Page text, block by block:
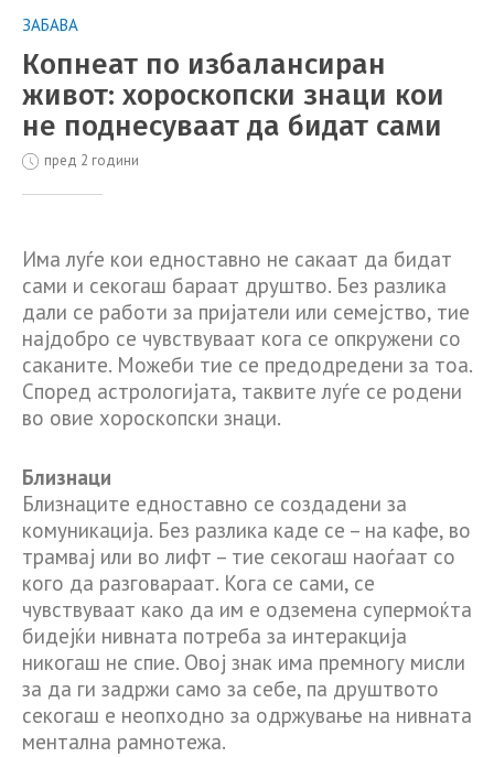
ЗАБАВА
Копнеат по избалансиран
живот: хороскопски знаци кои
не поднесуваат да бидат сами
пред 2 години
Има луѓе кои едноставно не сакаат да бидат
сами и секогаш бараат друштво. Без разлика
дали се работи за пријатели или семејство, тие
најдобро се чувствуваат кога се опкружени со
саканите. Можеби тие се предодредени за тоа.
Според астрологијата, таквите луѓе се родени
во овие хороскопски знаци.
Близнаци
Близнаците едноставно се создадени за
комуникација. Без разлика каде се – на кафе, во
трамвај или во лифт – тие секогаш наоѓаат со
кого да разговараат. Кога се сами, се
чувствуваат како да им е одземена супермоќта
бидејќи нивната потреба за интеракција
никогаш не спие. Овој знак има премногу мисли
за да ги задржи само за себе, па друштвото
секогаш е неопходно за одржување на нивната
ментална рамнотежа.